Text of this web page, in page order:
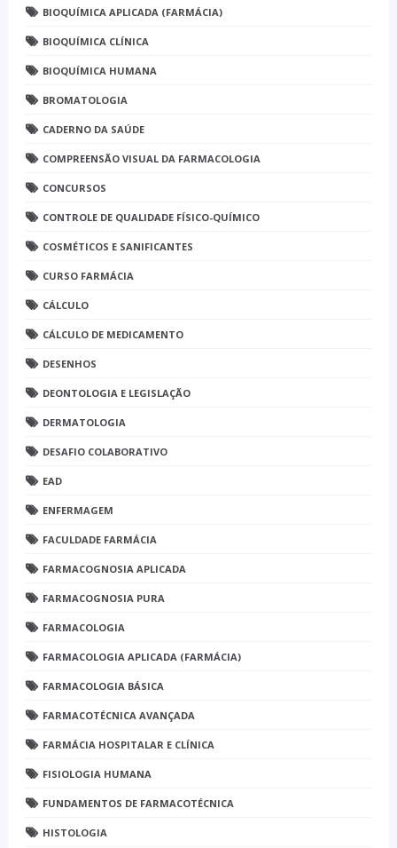
BIOQUÍMICA APLICADA (FARMÁCIA)
BIOQUÍMICA CLÍNICA
BIOQUÍMICA HUMANA
BROMATOLOGIA
CADERNO DA SAÚDE
COMPREENSÃO VISUAL DA FARMACOLOGIA
CONCURSOS
CONTROLE DE QUALIDADE FÍSICO-QUÍMICO
COSMÉTICOS E SANIFICANTES
CURSO FARMÁCIA
CÁLCULO
CÁLCULO DE MEDICAMENTO
DESENHOS
DEONTOLOGIA E LEGISLAÇÃO
DERMATOLOGIA
DESAFIO COLABORATIVO
EAD
ENFERMAGEM
FACULDADE FARMÁCIA
FARMACOGNOSIA APLICADA
FARMACOGNOSIA PURA
FARMACOLOGIA
FARMACOLOGIA APLICADA (FARMÁCIA)
FARMACOLOGIA BÁSICA
FARMACOTÉCNICA AVANÇADA
FARMÁCIA HOSPITALAR E CLÍNICA
FISIOLOGIA HUMANA
FUNDAMENTOS DE FARMACOTÉCNICA
HISTOLOGIA